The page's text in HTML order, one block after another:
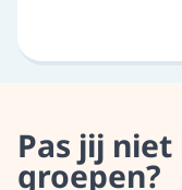
Pas jij niet
groepen?